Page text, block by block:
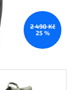
2 490 Kč
25 %